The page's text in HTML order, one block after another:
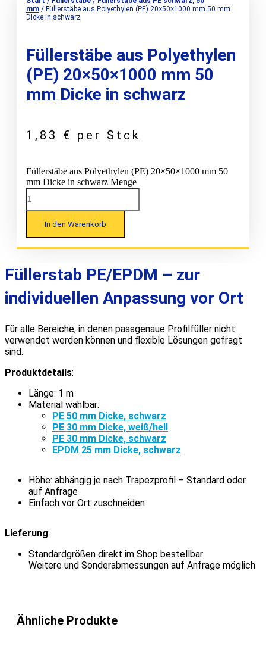
mm / Füllerstäbe aus Polyethylen (PE) 20×50×1000 mm 50 mm
Dicke in schwarz
Füllerstäbe aus Polyethylen
(PE) 20×50×1000 mm 50
mm Dicke in schwarz
1,83 € per Stck
Füllerstäbe aus Polyethylen (PE) 20×50×1000 mm 50
mm Dicke in schwarz Menge
In den Warenkorb
Füllerstab PE/EPDM – zur
individuellen Anpassung vor Ort
Für alle Bereiche, in denen passgenaue Profilfüller nicht
verwendet werden können und flexible Lösungen gefragt
sind.
Produktdetails:
Länge: 1 m
Material wählbar:
PE 50 mm Dicke, schwarz
PE 30 mm Dicke, weiß/hell
PE 30 mm Dicke, schwarz
EPDM 25 mm Dicke, schwarz
Höhe: abhängig je nach Trapezprofil – Standard oder
auf Anfrage
Einfach vor Ort zuschneiden
Lieferung:
Standardgrößen direkt im Shop bestellbar
Weitere und Sonderabmessungen auf Anfrage möglich
Ähnliche Produkte